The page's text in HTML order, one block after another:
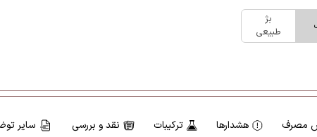
بژ
طبیعی
مصرف هشدارها ترکیبات نقد و بررسی سایر